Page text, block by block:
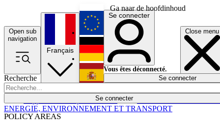
Ga naar de hoofdinhoud
Open sub
navigation
Close menu
Recherche
Se connecter
POLICY AREAS
Économie
Français
English
Deutsch
Español
Se connecter
Vous êtes déconnecté.
Se connecter
ENERGIE, ENVIRONNEMENT ET TRANSPORT